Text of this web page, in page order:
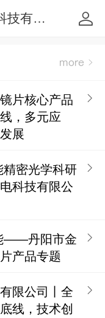
丹阳市金太阳光电科技有限公司
片核心产品
，多元应
展
精密光学科研
科技有限公
——丹阳市金
产品专题
限公司丨全
线，技术创